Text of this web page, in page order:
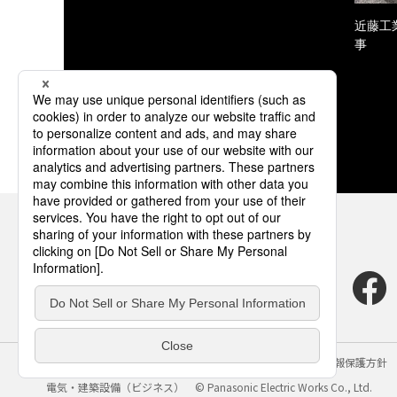
近藤工
事
サイトのご利用にあたって クッキーポリシー
個人情報保護方針
電気・建築設備（ビジネス）
© Panasonic Electric Works Co., Ltd.